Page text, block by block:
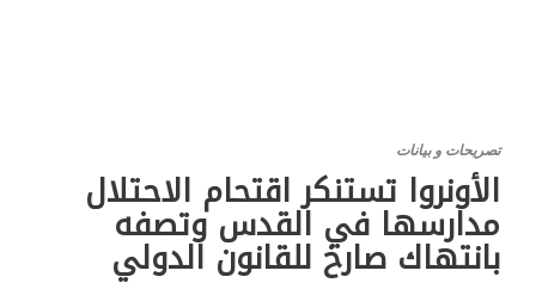
تصريحات و بيانات
الأونروا تستنكر اقتحام الاحتلال
مدارسها في القدس وتصفه
بانتهاك صارخ للقانون الدولي